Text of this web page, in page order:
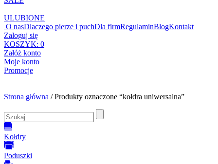
ULUBIONE
O nasDlaczego pierze i puchDla firmRegulaminBlogKontakt
Zaloguj się
KOSZYK: 0
Załóż konto
Moje konto
Promocje
Strona główna / Produkty oznaczone “kołdra uniwersalna”
Kołdry
Poduszki